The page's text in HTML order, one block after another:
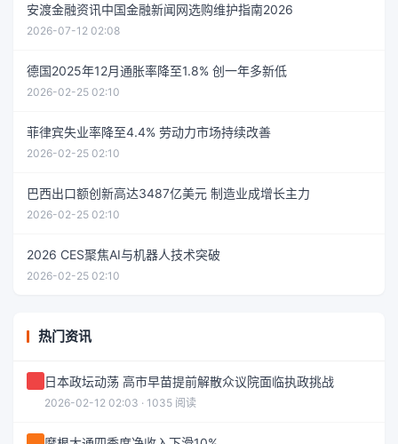
安渡金融资讯中国金融新闻网选购维护指南2026
2026-07-12 02:08
德国2025年12月通胀率降至1.8% 创一年多新低
2026-02-25 02:10
菲律宾失业率降至4.4% 劳动力市场持续改善
2026-02-25 02:10
巴西出口额创新高达3487亿美元 制造业成增长主力
2026-02-25 02:10
2026 CES聚焦AI与机器人技术突破
2026-02-25 02:10
热门资讯
日本政坛动荡 高市早苗提前解散众议院面临执政挑战
2026-02-12 02:03 · 1035 阅读